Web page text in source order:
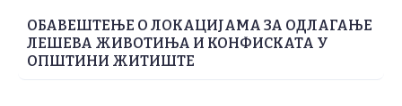
ОБАВЕШТЕЊЕ О ЛОКАЦИЈАМА ЗА ОДЛАГАЊЕ
ЛЕШЕВА ЖИВОТИЊА И КОНФИСКАТА У
ОПШТИНИ ЖИТИШТЕ